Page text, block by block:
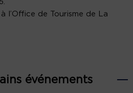
l’Office de Tourisme de La
événements